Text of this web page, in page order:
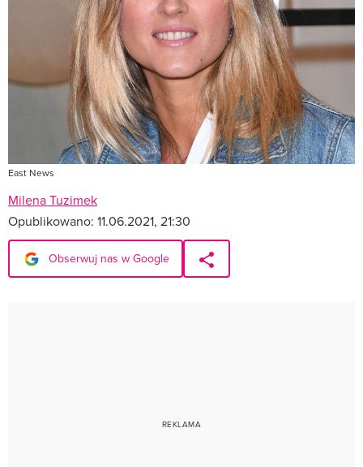
East News
Milena Tuzimek
Opublikowano: 11.06.2021, 21:30
Obserwuj nas w Google